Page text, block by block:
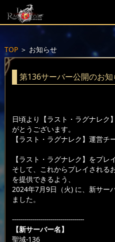
TOP＞ お知らせ
第136サーバー公開のお知
日頃より【ラスト・ラグナレク
がとうございます。
【ラスト・ラグナレク】運営チ
【ラスト・ラグナレク】をプレ
そして、これからプレイされる
を提供できるよう、
2024年7月9日（火) に、新サー
ました。
------------------------------------
【新サーバー名】
聖域-136